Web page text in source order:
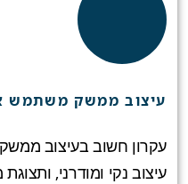
עיצוב ממשק משתמש
עקרון חשוב בעיצוב
עיצוב נקי ומודרני,